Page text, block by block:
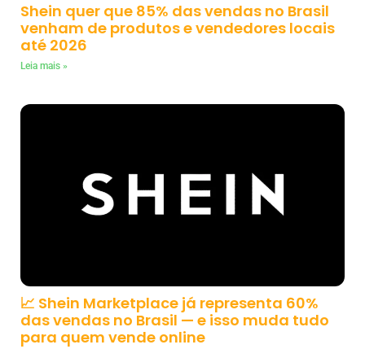
Shein quer que 85% das vendas no Brasil
venham de produtos e vendedores locais
até 2026
Leia mais »
📈 Shein Marketplace já representa 60%
das vendas no Brasil — e isso muda tudo
para quem vende online